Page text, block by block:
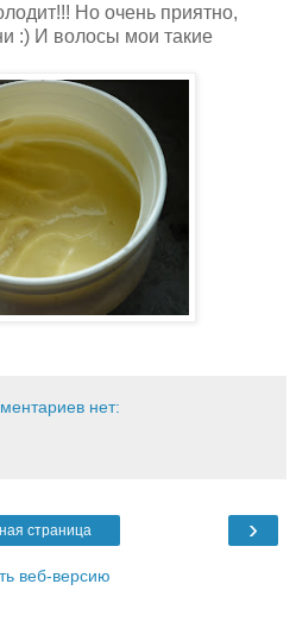
Но очень приятно,
:) И волосы мои такие
нет:
›
страница
веб-версию